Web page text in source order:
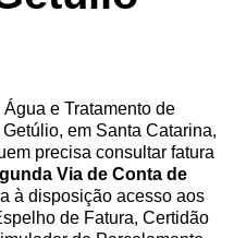
e Tratamento de
em Santa Catarina,
precisa consultar fatura
Via de Conta de
à disposição acesso aos
de Fatura, Certidão